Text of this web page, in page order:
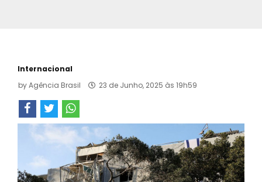
Internacional
byAgência Brasil 23 de Junho, 2025 às 19h59